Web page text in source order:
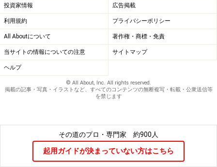
投資家情報 広告掲載
利用規約 プライバシーポリシー
All Aboutについて 著作権・商標・免責
当サイトの情報についての注意 サイトマップ
ヘルプ
© All About, Inc. All rights reserved.
掲載の記事・写真・イラストなど、すべてのコンテンツの無断複写・転載・公衆送信等
を禁じます
その道のプロ・専門家 約900人
起用ガイドが決まっていない方はこちら